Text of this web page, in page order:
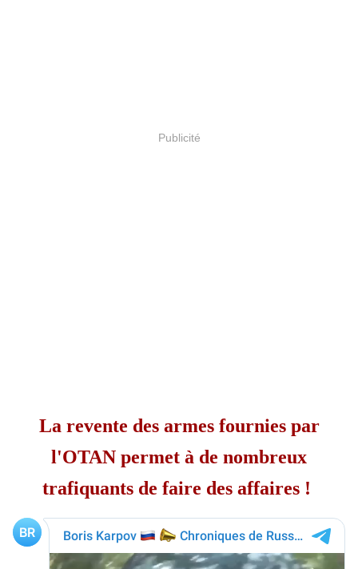
Publicité
La revente des armes fournies par
l'OTAN permet à de nombreux
trafiquants de faire des affaires !